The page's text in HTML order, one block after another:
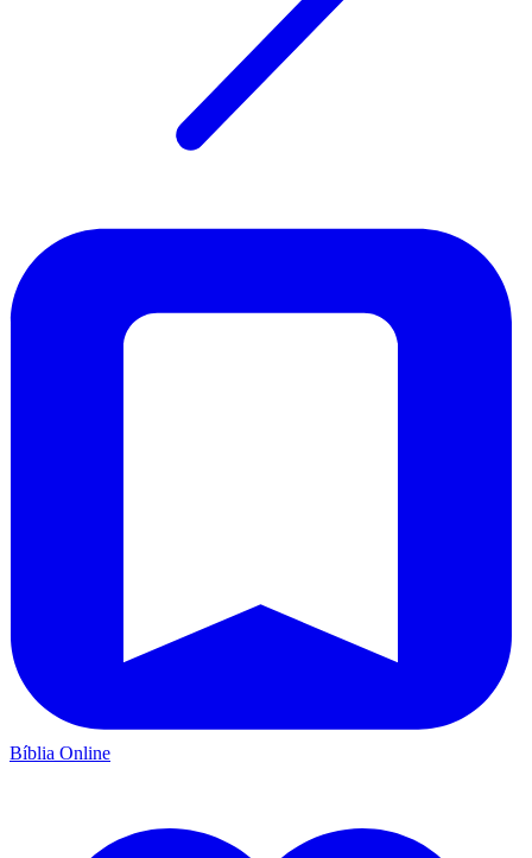
Bíblia Online